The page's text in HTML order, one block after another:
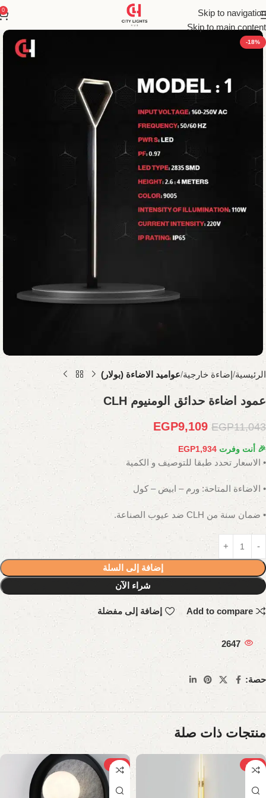
Skip to navigation
Skip to main content
0
-18%
الرئيسية إضاءة خارجية عواميد الاضاءة (بولار)
عمود اضاءة حدائق الومنيوم CLH
EGP11,043
EGP9,109
🎉 أنت وفرت EGP1,934
• الاسعار تحدد طبقا للتوصيف و الكمية
• الاضاءة المتاحة: ورم – ابيض – كول
• ضمان سنة من CLH ضد عيوب الصناعة.
إضافة إلى السلة
شراء الآن
Add to compare إضافة إلى مفضلة
2647
حصة:
منتجات ذات صلة
-23%
-23%